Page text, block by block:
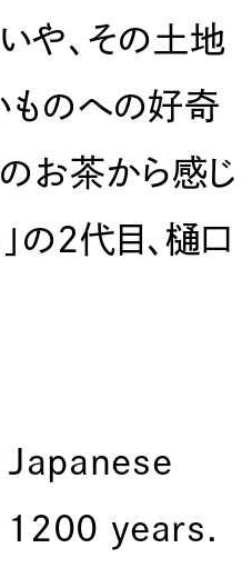
や、その土地
ものへの好奇
お茶から感じ
の2代目、樋口
years.